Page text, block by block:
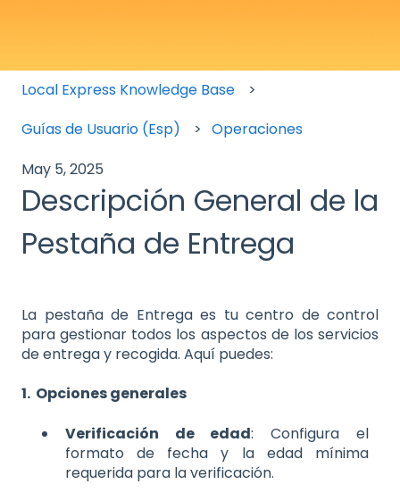
Local Express Knowledge Base
Guías de Usuario (Esp)
Operaciones
May 5, 2025
Descripción General de la
Pestaña de Entrega
La pestaña de Entrega es tu centro de control
para gestionar todos los aspectos de los servicios
de entrega y recogida. Aquí puedes:
1. Opciones generales
Verificación de edad: Configura el
formato de fecha y la edad mínima
requerida para la verificación.